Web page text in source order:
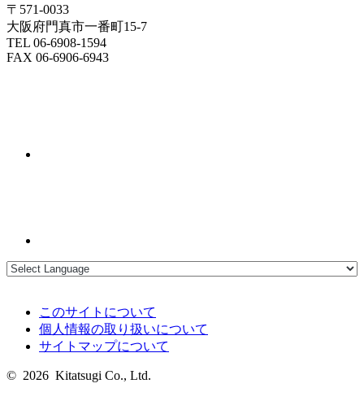
〒571-0033
大阪府門真市一番町15-7
TEL 06-6908-1594
FAX 06-6906-6943
このサイトについて
個人情報の取り扱いについて
サイトマップについて
© 2026 Kitatsugi Co., Ltd.